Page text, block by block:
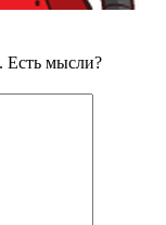
Есть мысли?